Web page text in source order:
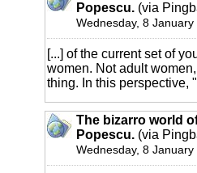
Popescu. (via
Wednesday, 8 January
[...] of the current set of
women. Not adult
thing. In this perspective,
The bizarro world
Popescu. (via
Wednesday, 8 January